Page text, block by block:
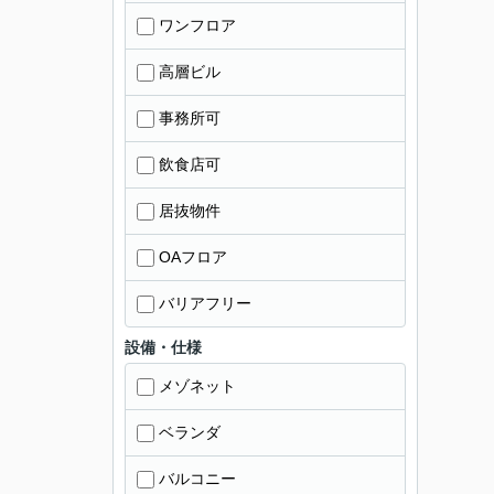
ワンフロア
高層ビル
事務所可
飲食店可
居抜物件
OAフロア
バリアフリー
設備・仕様
メゾネット
ベランダ
バルコニー